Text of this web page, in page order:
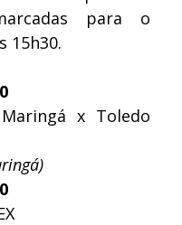
para o
15h30.
x Toledo